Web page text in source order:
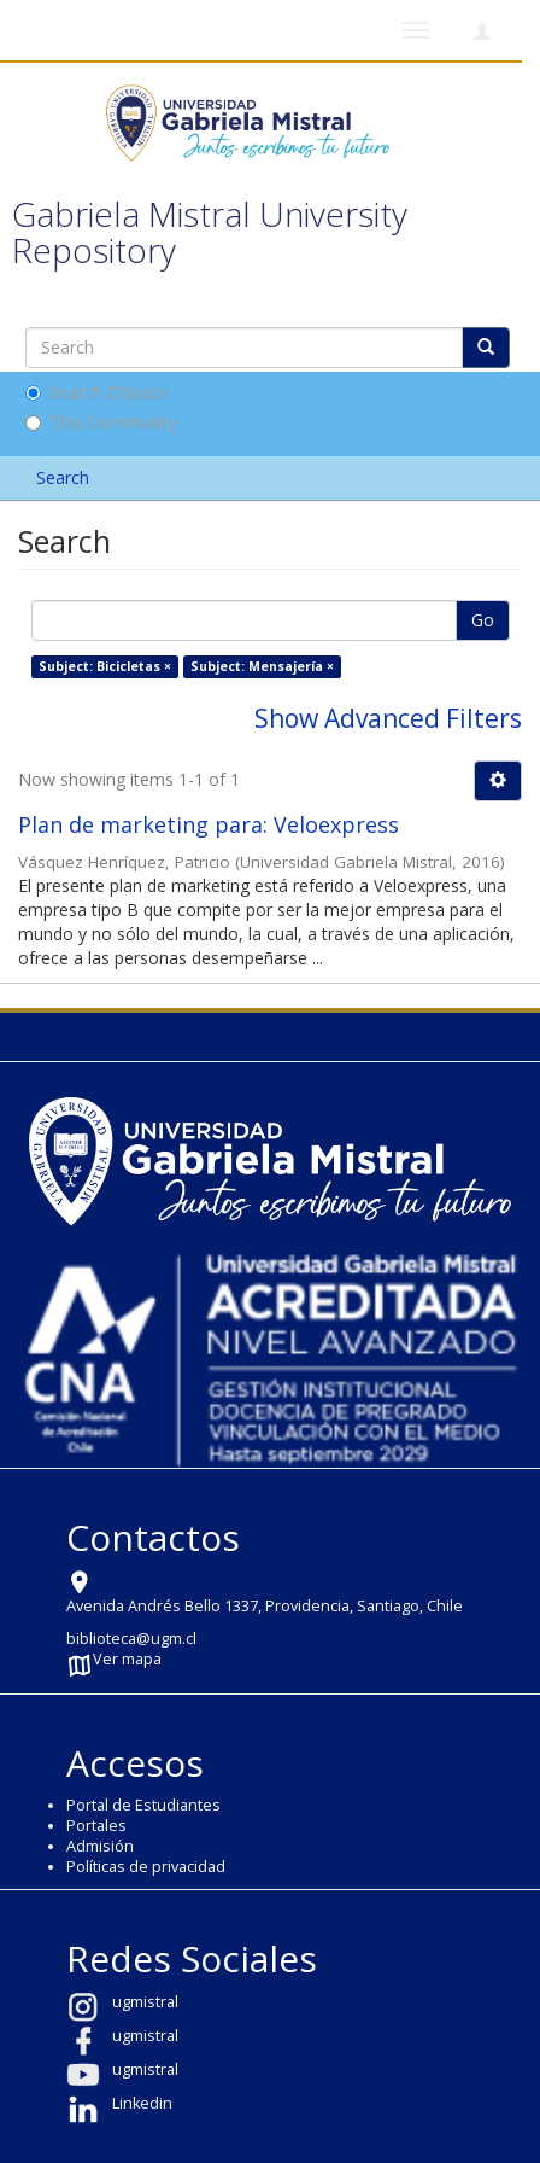
Gabriela Mistral University
Repository
Search DSpace
This Community
Search
Search
Go
Subject: Bicicletas × Subject: Mensajería ×
Show Advanced Filters
Now showing items 1-1 of 1
Plan de marketing para: Veloexpress
Vásquez Henríquez, Patricio (Universidad Gabriela Mistral, 2016)
El presente plan de marketing está referido a Veloexpress, una
empresa tipo B que compite por ser la mejor empresa para el
mundo y no sólo del mundo, la cual, a través de una aplicación,
ofrece a las personas desempeñarse ...
Contactos
Avenida Andrés Bello 1337, Providencia, Santiago, Chile
biblioteca@ugm.cl
Ver mapa
Accesos
Portal de Estudiantes
Portales
Admisión
Políticas de privacidad
Redes Sociales
ugmistral
ugmistral
ugmistral
Linkedin